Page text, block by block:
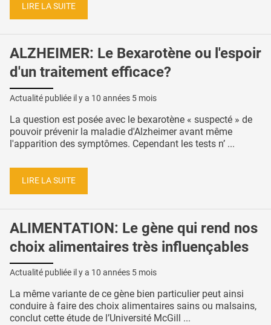
LIRE LA SUITE
ALZHEIMER: Le Bexarotène ou l'espoir
d'un traitement efficace?
Actualité publiée il y a 10 années 5 mois
La question est posée avec le bexarotène « suspecté » de
pouvoir prévenir la maladie d'Alzheimer avant même
l'apparition des symptômes. Cependant les tests n’ ...
LIRE LA SUITE
ALIMENTATION: Le gène qui rend nos
choix alimentaires très influençables
Actualité publiée il y a 10 années 5 mois
La même variante de ce gène bien particulier peut ainsi
conduire à faire des choix alimentaires sains ou malsains,
conclut cette étude de l’Université McGill ...